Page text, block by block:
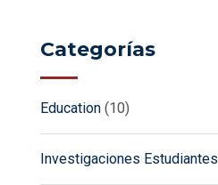
Categorías
Education (10)
Investigaciones Estudiantes